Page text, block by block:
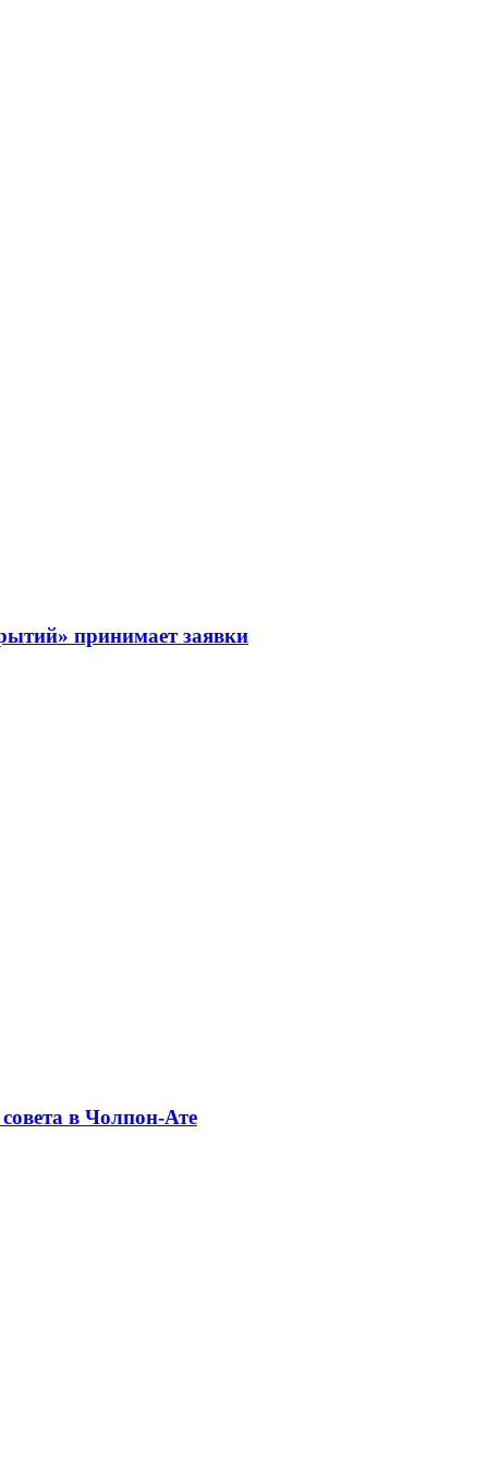
принимает заявки
в Чолпон-Ате